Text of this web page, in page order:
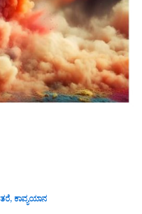
, ಕಾವ್ಯಯಾನ